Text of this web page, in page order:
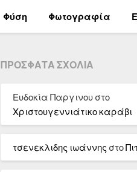
Φύση Φωτογραφία
ΠΡΌΣΦΑΤΑ ΣΧΌΛΙΑ
Ευδοκία Παργινουστο
Χριστουγεννιάτικο καράβι
τσενεκλιδης ιωάννης στο